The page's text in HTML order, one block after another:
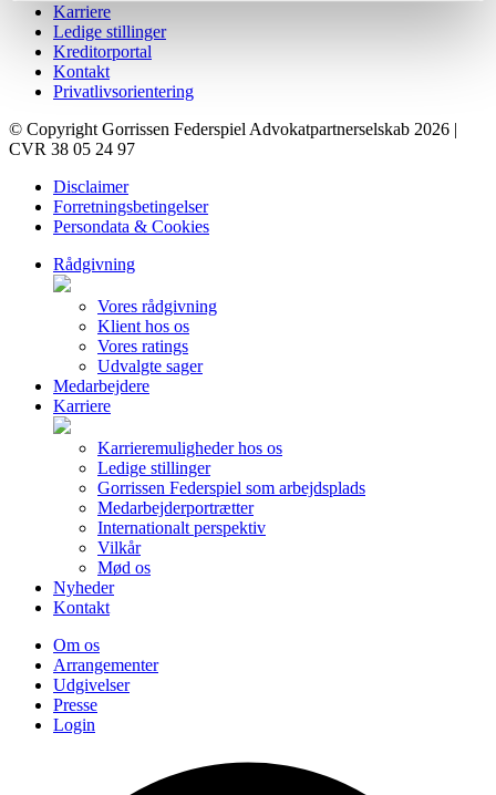
Karriere
Ledige stillinger
Kreditorportal
Kontakt
Privatlivsorientering
© Copyright Gorrissen Federspiel Advokatpartnerselskab 2026 |
CVR 38 05 24 97
Disclaimer
Forretningsbetingelser
Persondata & Cookies
Rådgivning
Vores rådgivning
Klient hos os
Vores ratings
Udvalgte sager
Medarbejdere
Karriere
Karrieremuligheder hos os
Ledige stillinger
Gorrissen Federspiel som arbejdsplads
Medarbejderportrætter
Internationalt perspektiv
Vilkår
Mød os
Nyheder
Kontakt
Om os
Arrangementer
Udgivelser
Presse
Login